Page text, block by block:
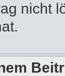
nicht